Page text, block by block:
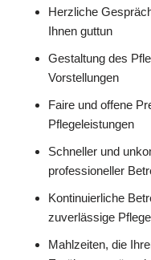
Herzliche
Ihnen guttun
Gestaltung des
Vorstellungen
Faire und offene
Pflegeleistungen
Schneller und
professioneller
Kontinuierliche
zuverlässige
Mahlzeiten, die